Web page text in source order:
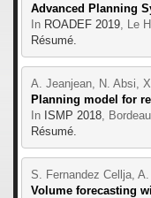
Advanced Planning
In ROADEF 2019, Le
Résumé.
A. Jeanjean, N. Absi,
Planning model for
In ISMP 2018,
Résumé.
S. Fernandez Cellja,
Volume forecasting